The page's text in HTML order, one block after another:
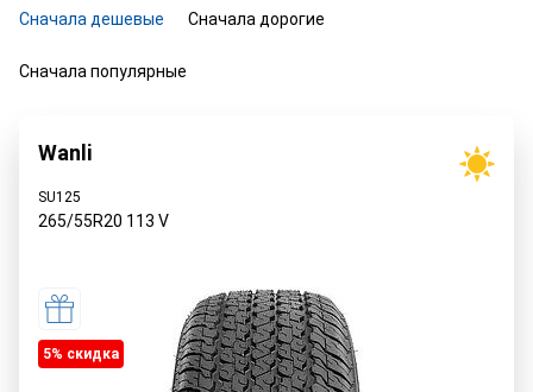
Сначала дешевые Сначала дорогие
Сначала популярные
Wanli
SU125
265/55R20 113 V
5% cкидка